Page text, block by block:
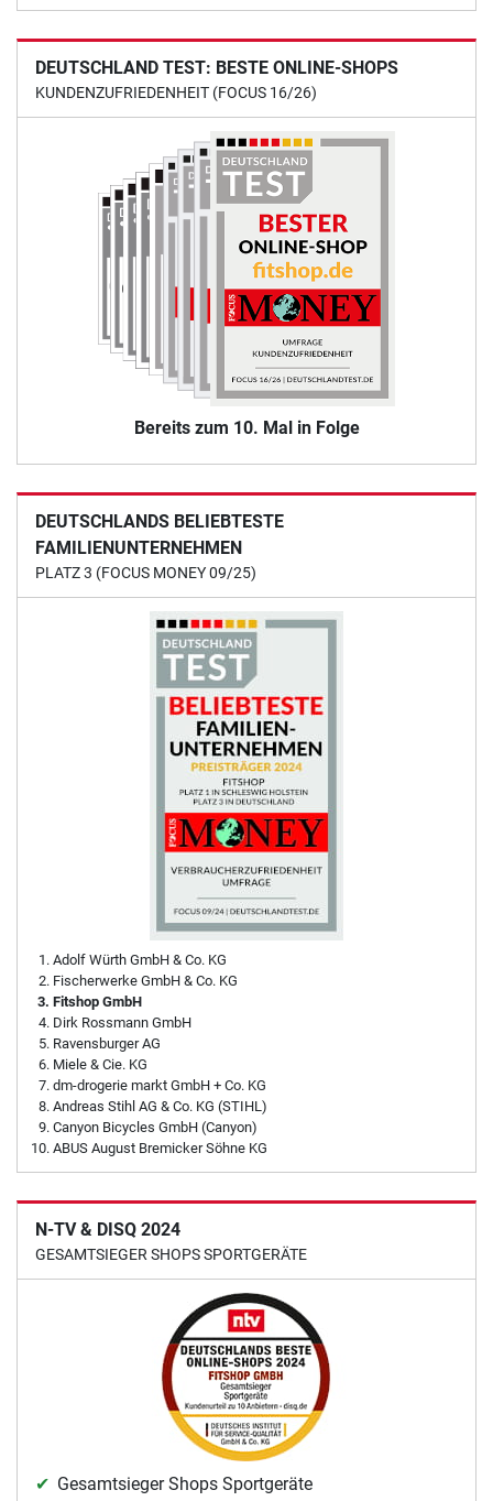
DEUTSCHLAND TEST: BESTE ONLINE-SHOPS
KUNDENZUFRIEDENHEIT (FOCUS 16/26)
Bereits zum 10. Mal in Folge
DEUTSCHLANDS BELIEBTESTE
FAMILIENUNTERNEHMEN
PLATZ 3 (FOCUS MONEY 09/25)
Adolf Würth GmbH & Co. KG
Fischerwerke GmbH & Co. KG
Fitshop GmbH
Dirk Rossmann GmbH
Ravensburger AG
Miele & Cie. KG
dm-drogerie markt GmbH + Co. KG
Andreas Stihl AG & Co. KG (STIHL)
Canyon Bicycles GmbH (Canyon)
ABUS August Bremicker Söhne KG
N-TV & DISQ 2024
GESAMTSIEGER SHOPS SPORTGERÄTE
Gesamtsieger Shops Sportgeräte